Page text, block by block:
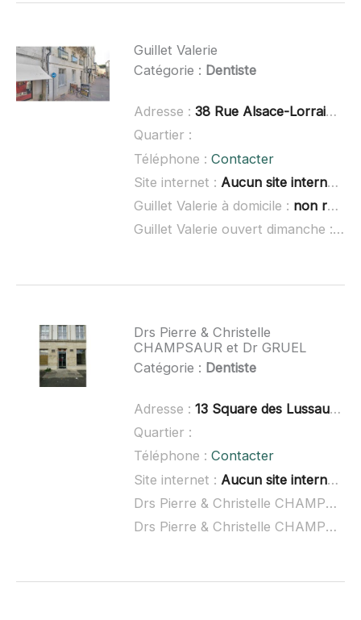
Guillet Valerie
Catégorie : Dentiste
Adresse : 38 Rue Alsace-Lorraine, 17100 Saintes
Quartier :
Téléphone : Contacter
Site internet : Aucun site internet connu
Guillet Valerie à domicile : non renseigné
Guillet Valerie ouvert dimanche :
Drs Pierre & Christelle
CHAMPSAUR et Dr GRUEL
Catégorie : Dentiste
Adresse : 13 Square des Lussaut, 17400 Saint-Jean-d'Angély
Quartier :
Téléphone : Contacter
Site internet : Aucun site internet connu
Drs Pierre & Christelle CHAMPSAUR et Dr GRUEL à domicile :
Drs Pierre & Christelle CHAMPSAUR et Dr GRUEL ouvert dimanche :